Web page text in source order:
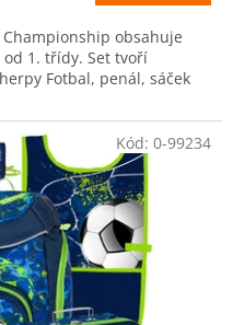
obsahuje
1. třídy. Set tvoří
Fotbal, penál, sáček
Kód: 0-99234